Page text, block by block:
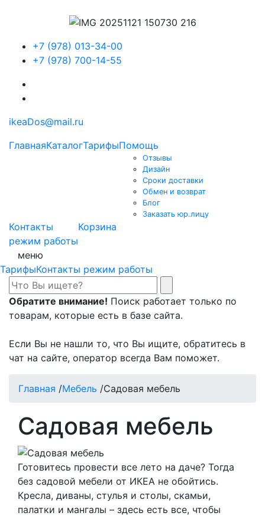
+7 (978) 013-34-00
+7 (978) 700-14-55
ikeaDos@mail.ru
ГлавнаяКаталогТарифыПомощь
Отзывы
Дизайн
Сроки доставки
Обмен и возврат
Блог
Заказать юр.лицу
Контакты
режим работы
Корзина
меню
ТарифыКонтакты режим работы
Обратите внимание! Поиск работает только по
товарам, которые есть в базе сайта.
Если Вы не нашли то, что Вы ищите, обратитесь в
чат на сайте, оператор всегда Вам поможет.
Главная /Мебель /Садовая мебель
Садовая мебель
Готовитесь провести все лето на даче? Тогда
без садовой мебели от ИКЕА не обойтись.
Кресла, диваны, стулья и столы, скамьи,
палатки и мангалы – здесь есть все, чтобы